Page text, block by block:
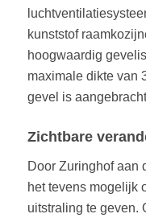
kunststof
hoogwaardig
maximale dikte van
gevel is
Zichtbare
Door Zuringhof aan
het tevens mogelijk
uitstraling te geven.